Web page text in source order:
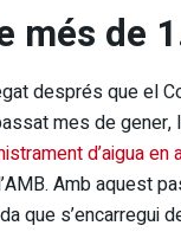
més de
després que el
mes de
d’aigua en
Amb aquest
que s’encarregui